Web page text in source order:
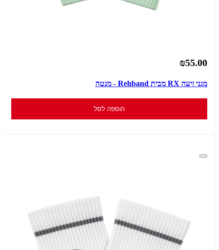
₪55.00
מגני זיעה RX מבית Rehband - מנטה
הוספה לסל